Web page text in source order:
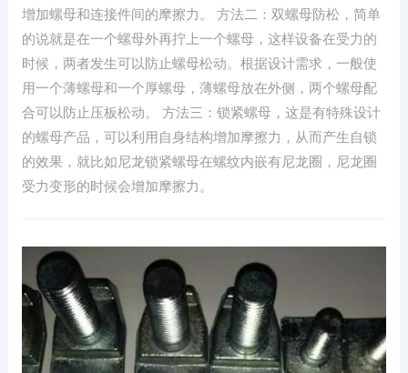
增加螺母和连接件间的摩擦力。 方法二：双螺母防松，简单
的说就是在一个螺母外再拧上一个螺母，这样设备在受力的
时候，两者发生可以防止螺母松动。根据设计需求，一般使
用一个薄螺母和一个厚螺母，薄螺母放在外侧，两个螺母配
合可以防止压板松动。 方法三：锁紧螺母，这是有特殊设计
的螺母产品，可以利用自身结构增加摩擦力，从而产生自锁
的效果，就比如尼龙锁紧螺母在螺纹内嵌有尼龙圈，尼龙圈
受力变形的时候会增加摩擦力。